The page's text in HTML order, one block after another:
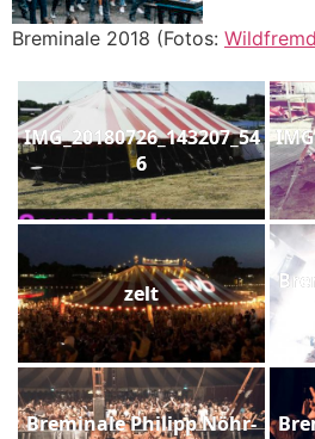
Breminale 2018 (Fotos:
IMG_20180726_143207_54
6
zelt
Breminale Philipp Nöhr-